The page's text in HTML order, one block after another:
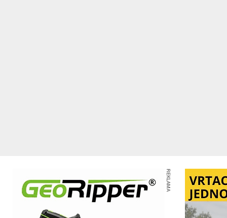
REKLAMA